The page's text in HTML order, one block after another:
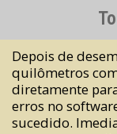
Depois de
quilômetros
diretamente
erros no
sucedido.